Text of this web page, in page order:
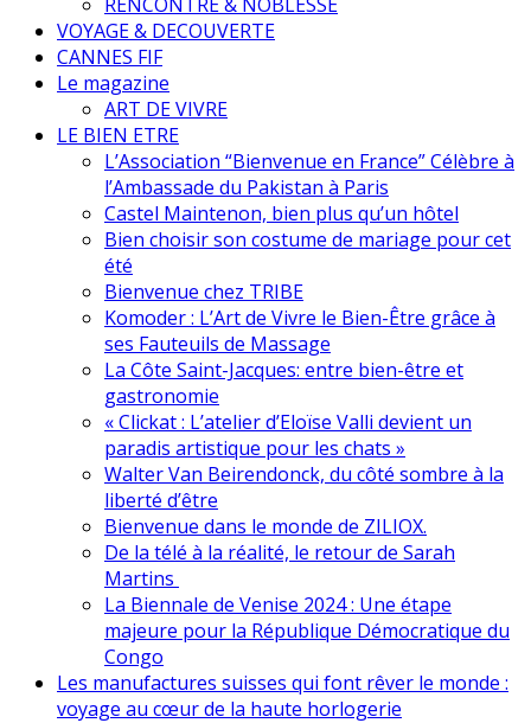
VOYAGE & DECOUVERTE
CANNES FIF
Le magazine
ART DE VIVRE
LE BIEN ETRE
L’Association “Bienvenue en France” Célèbre à
l’Ambassade du Pakistan à Paris
Castel Maintenon, bien plus qu’un hôtel
Bien choisir son costume de mariage pour cet
été
Bienvenue chez TRIBE
Komoder : L’Art de Vivre le Bien-Être grâce à
ses Fauteuils de Massage
La Côte Saint-Jacques: entre bien-être et
gastronomie
« Clickat : L’atelier d’Eloïse Valli devient un
paradis artistique pour les chats »
Walter Van Beirendonck, du côté sombre à la
liberté d’être
Bienvenue dans le monde de ZILIOX.
De la télé à la réalité, le retour de Sarah
Martins
La Biennale de Venise 2024 : Une étape
majeure pour la République Démocratique du
Congo
Les manufactures suisses qui font rêver le monde :
voyage au cœur de la haute horlogerie